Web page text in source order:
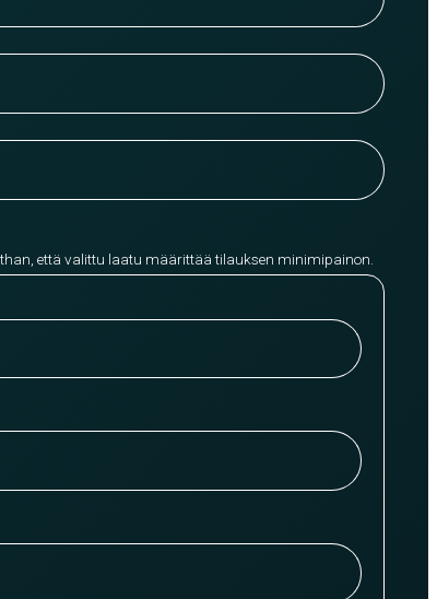
että valittu laatu määrittää tilauksen minimipainon.